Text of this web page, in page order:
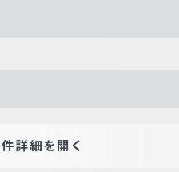
詳細を開く